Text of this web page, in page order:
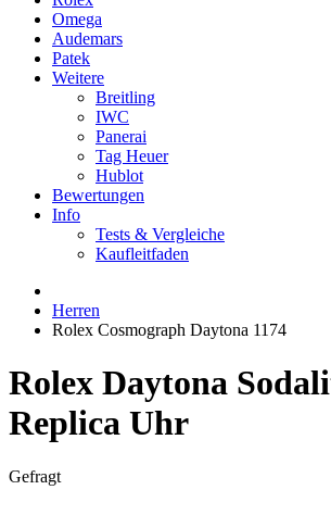
Omega
Audemars
Patek
Weitere
Breitling
IWC
Panerai
Tag Heuer
Hublot
Bewertungen
Info
Tests & Vergleiche
Kaufleitfaden
Herren
Rolex Cosmograph Daytona 1174
Rolex Daytona
Replica Uhr
Gefragt